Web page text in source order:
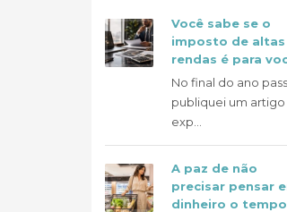
Você sabe se o
imposto de altas
rendas é para
No final do ano
publiquei um artigo
exp...
A paz de não
precisar pensar
dinheiro o tempo